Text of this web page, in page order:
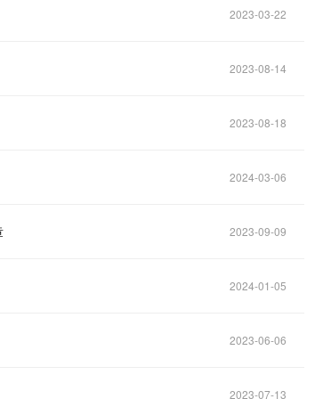
2023-03-22
2023-08-14
2023-08-18
2024-03-06
2023-09-09
2024-01-05
2023-06-06
2023-07-13